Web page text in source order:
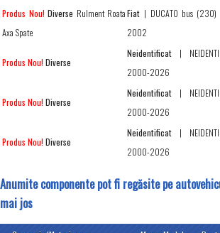
Produs Nou! Diverse Rulment Roata
Axa Spate
Fiat | DUCATO bus (230)
2002
Produs Nou! Diverse
Neidentificat |
2000-2026
Produs Nou! Diverse
Neidentificat |
2000-2026
Produs Nou! Diverse
Neidentificat |
2000-2026
Anumite componente pot fi regăsite pe
mai jos